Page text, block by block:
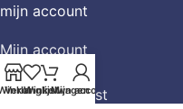
mijn account
Mijn account
Winkelwagen
Mijn Verlanglijst
Verlanglijst
Winkelwagen
Mijn account